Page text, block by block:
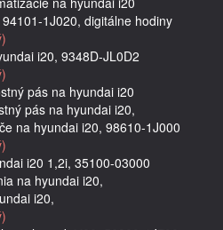
1J020, digitálne hodiny
i20, 9348D-JL0D2
pás na hyundai i20
pás na hyundai i20,
na hyundai i20, 98610-1J000
i20 1,2i, 35100-03000
na hyundai i20,
i20,